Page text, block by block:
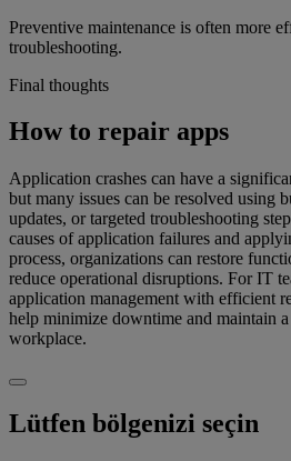
Preventive maintenance is often more
troubleshooting.
Final thoughts
How to repair apps
Application crashes can have a
but many issues can be resolved using
updates, or targeted troubleshooting
causes of application failures and
process, organizations can restore
reduce operational disruptions. For IT
application management with efficient
help minimize downtime and maintain
workplace.
Lütfen bölgenizi seçin